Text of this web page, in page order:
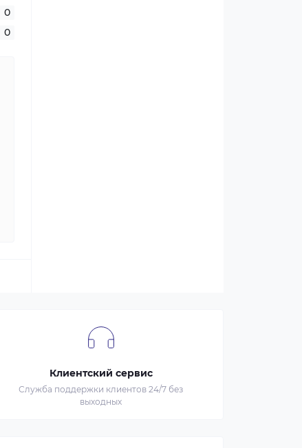
0
0
Клиентский сервис
Служба поддержки клиентов 24/7 без
выходных